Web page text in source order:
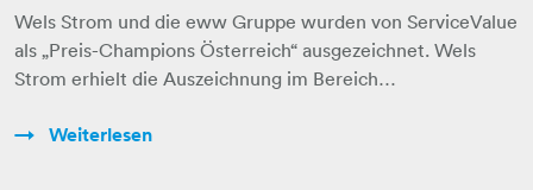
Wels Strom und die eww Gruppe wurden von ServiceValue
als „Preis-Champions Österreich“ ausgezeichnet. Wels
Strom erhielt die Auszeichnung im Bereich…
Weiterlesen